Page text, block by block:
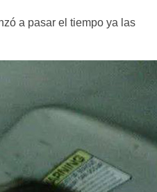
a pasar el tiempo ya las